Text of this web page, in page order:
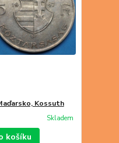
Kossuth
Skladem
košíku